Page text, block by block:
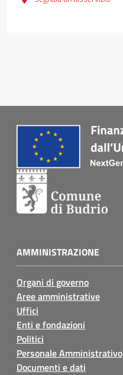
AMMINISTRAZIONE
Organi di governo
Aree amministrative
Uffici
Enti e fondazioni
Politici
Personale Amministrativo
Documenti e dati